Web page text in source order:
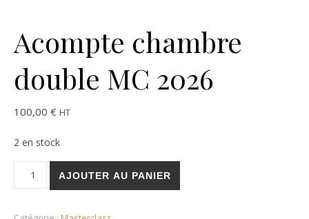
Acompte chambre
double MC 2026
100,00 € HT
2 en stock
quantité de Acompte chambre double MC 2026
AJOUTER AU PANIER